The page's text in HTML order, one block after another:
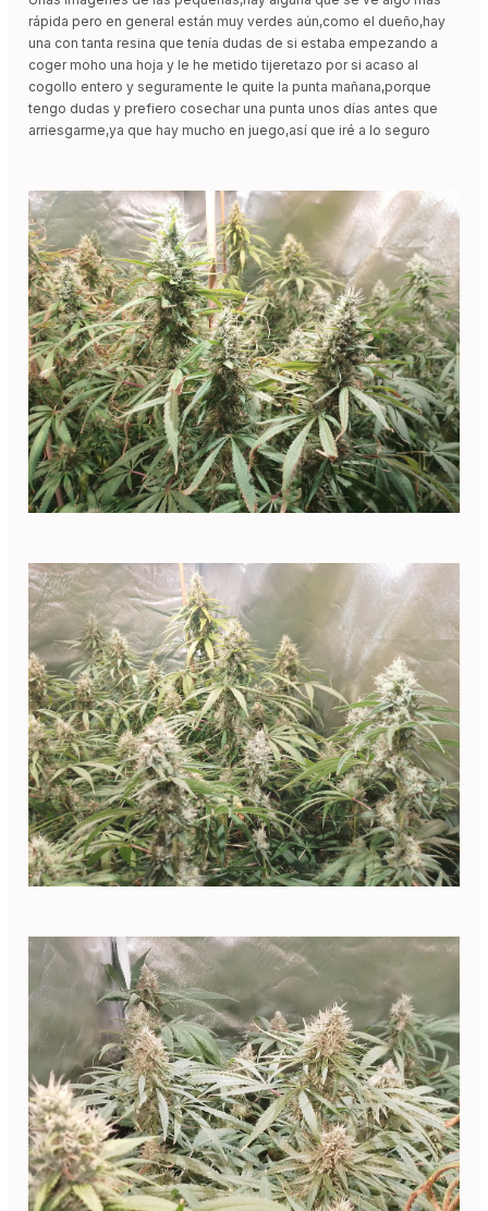
rápida pero en general están muy verdes aún,como el dueño,hay
una con tanta resina que tenía dudas de si estaba empezando a
coger moho una hoja y le he metido tijeretazo por si acaso al
cogollo entero y seguramente le quite la punta mañana,porque
tengo dudas y prefiero cosechar una punta unos días antes que
arriesgarme,ya que hay mucho en juego,así que iré a lo seguro